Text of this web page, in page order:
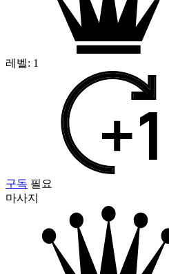
레벨: 1
구독 필요
마사지